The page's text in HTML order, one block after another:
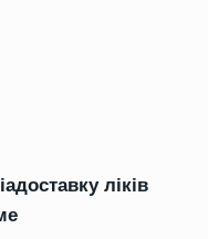
ліків